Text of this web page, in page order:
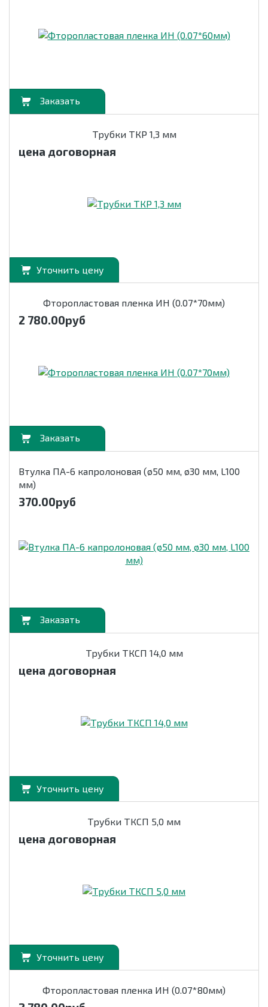
Трубки ТКР 1,3 мм
цена договорная
Уточнить цену
Фторопластовая пленка ИН (0.07*70мм)
2 780.00руб
Втулка ПА-6 капролоновая (ø50 мм, ø30 мм, L100
мм)
370.00руб
Трубки ТКСП 14,0 мм
цена договорная
Уточнить цену
Трубки ТКСП 5,0 мм
цена договорная
Уточнить цену
Фторопластовая пленка ИН (0.07*80мм)